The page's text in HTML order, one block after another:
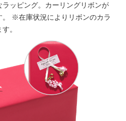
ッピング。カーリングリボンが
。 ※在庫状況によりリボンのカラ
。